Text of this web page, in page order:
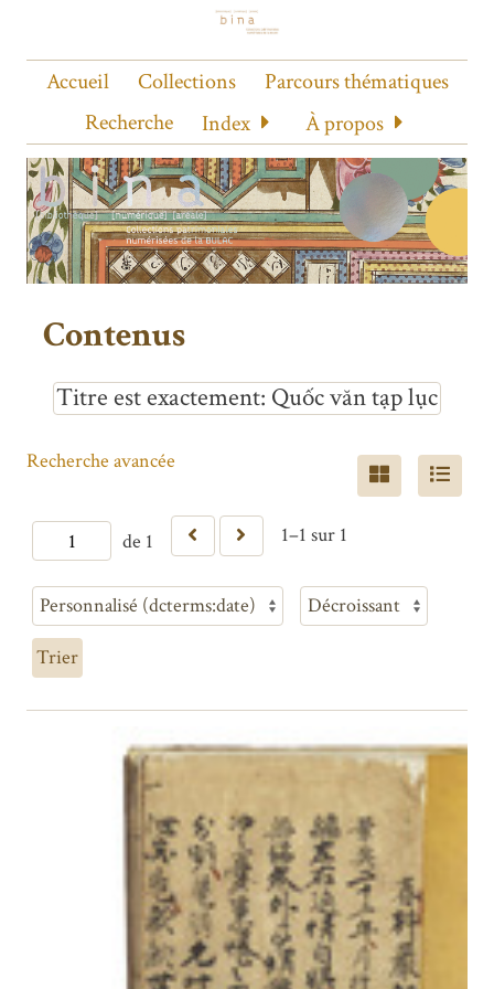
Accueil Collections
Parcours thématiques
Recherche
Index À propos
Contenus
Titre est exactement Quốc văn tạp lục
de 1 1–1 sur 1
Recherche avancée
Trier